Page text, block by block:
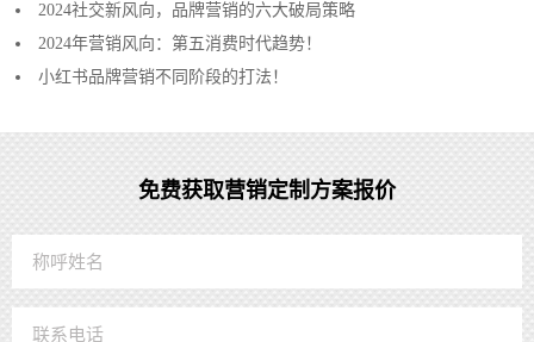
2024社交新风向，品牌营销的六大破局策略
2024年营销风向：第五消费时代趋势！
小红书品牌营销不同阶段的打法！
免费获取营销定制方案报价